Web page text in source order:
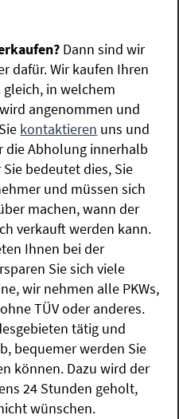
Dann sind wir
dafür. Wir kaufen Ihren
gleich, in welchem
angenommen und
kontaktieren uns und
die Abholung innerhalb
bedeutet dies, Sie
und müssen sich
machen, wann der
verkauft werden kann.
Ihnen bei der
Sie sich viele
wir nehmen alle PKWs,
TÜV oder anderes.
tätig und
bequemer werden Sie
können. Dazu wird der
24 Stunden geholt,
wünschen.